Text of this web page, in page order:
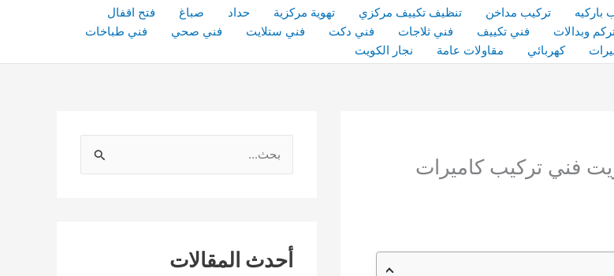
باركيه تركيب مداخن تنظيف تكييف مركزي تهوية مركزية حداد صباغ
فتح اقفال
وبدالات فني تكييف فني ثلاجات فني دكت فني ستلايت فني صحي
فني طباخات
كهربائي مقاولات عامة نجار الكويت
مراقبة / 51226224 / الكويت فني تركيب كاميرات
ثأحدث المقالات